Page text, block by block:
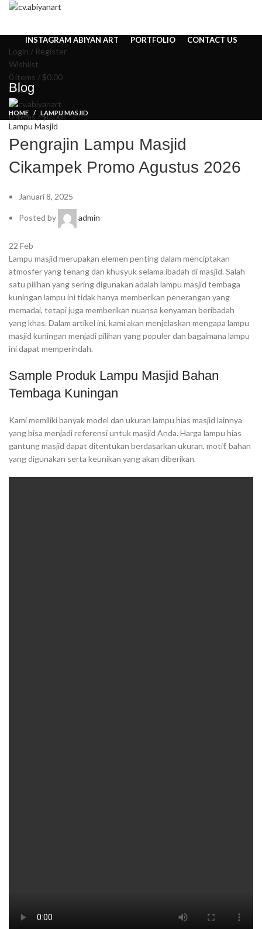
INSTAGRAM ABIYAN ART
PORTFOLIO CONTACT US
Login / Register
Wishlist
0 items / $0.00
Menu
0items /$0.00
Blog
HOME LAMPU MASJID
Lampu Masjid
Pengrajin Lampu Masjid
Cikampek Promo Agustus 2026
Januari 8, 2025
Posted by admin
22 Feb
Lampu masjid merupakan elemen penting dalam menciptakan
atmosfer yang tenang dan khusyuk selama ibadah di masjid. Salah
satu pilihan yang sering digunakan adalah lampu masjid tembaga
kuningan lampu ini tidak hanya memberikan penerangan yang
memadai, tetapi juga memberikan nuansa kenyaman beribadah
yang khas. Dalam artikel ini, kami akan menjelaskan mengapa lampu
masjid kuningan menjadi pilihan yang populer dan bagaimana lampu
ini dapat memperindah.
Sample Produk Lampu Masjid Bahan
Tembaga Kuningan
Kami memiliki banyak model dan ukuran lampu hias masjid lainnya
yang bisa menjadi referensi untuk masjid Anda. Harga lampu hias
gantung masjid dapat ditentukan berdasarkan ukuran, motif, bahan
yang digunakan serta keunikan yang akan diberikan.